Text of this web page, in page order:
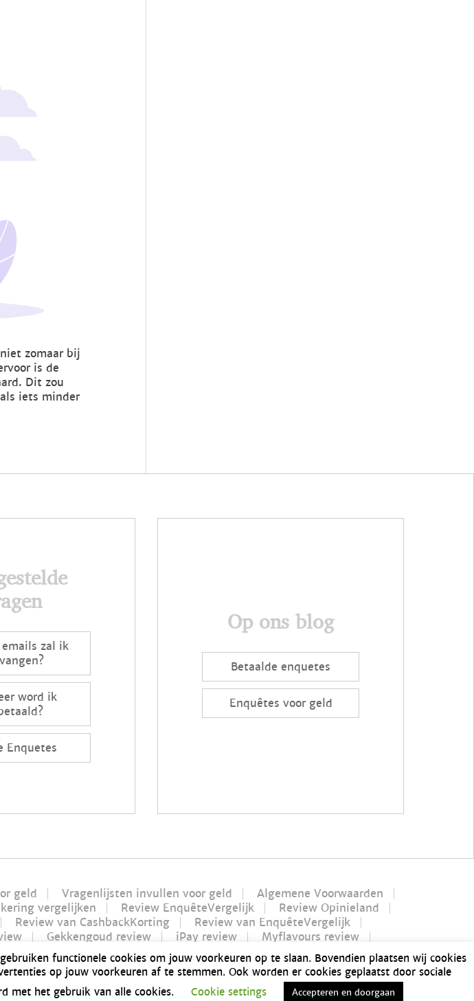
zomaar bij
is de
Dit zou
iets minder
emails zal ik
word ik
Enquetes
Op ons blog
Betaalde enquetes
Enquêtes voor geld
geld Vragenlijsten invullen voor geld
Algemene Voorwaarden
vergelijken Review EnquêteVergelijk
Review Opinieland
Review van CashbackKorting
Review van EnquêteVergelijk
Gekkengoud review iPay review
Myflavours review
betrouwbaar?
Geld verdienen in 1 uur
Bonusway review | Is Bonusway betrouwbaar?
te verdienen: producten testen Lamellen overkapping Sitemap
functionele cookies om jouw voorkeuren op te slaan. Bovendien plaatsen wij cookies
op jouw voorkeuren af te stemmen. Ook worden er cookies geplaatst door sociale
met het gebruik van alle cookies.
Cookie settings Accepteren en doorgaan